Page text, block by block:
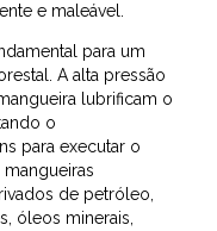
e maleável.
para um
A alta pressão
lubrificam o
o
para executar o
de petróleo,
óleos minerais,